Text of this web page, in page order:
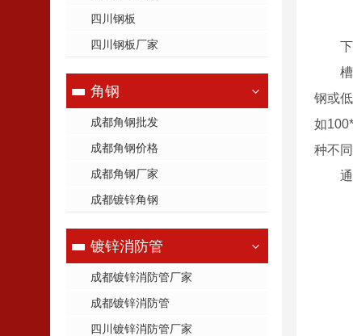
四川钢板
四川钢板厂家
角钢
成都角钢批发
成都角钢价格
成都角钢厂家
成都镀锌角钢
镀锌消防管
成都镀锌消防管厂家
成都镀锌消防管
四川镀锌消防管厂家
钢或
如
种不